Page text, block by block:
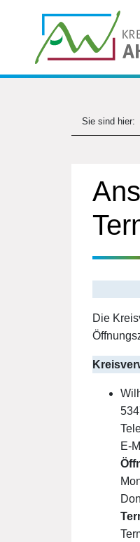
Sie sind hier:
Die
E-